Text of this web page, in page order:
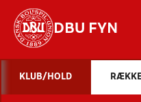
DBU FYN
KLUB/HOLD